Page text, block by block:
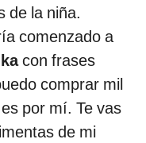
de la niña.
comenzado a
con frases
comprar mil
por mí. Te vas
de mi